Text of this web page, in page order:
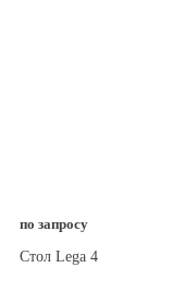
по запросу
Стол Lega 4